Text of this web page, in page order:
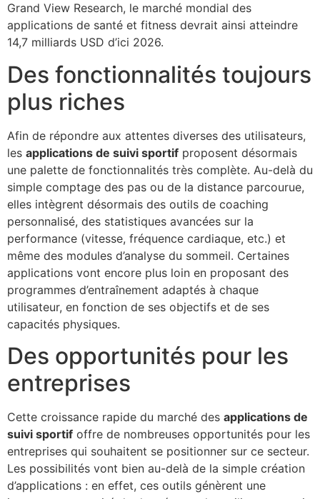
Grand View Research, le marché mondial des
applications de santé et fitness devrait ainsi atteindre
14,7 milliards USD d’ici 2026.
Des fonctionnalités toujours
plus riches
Afin de répondre aux attentes diverses des utilisateurs,
les applications de suivi sportif proposent désormais
une palette de fonctionnalités très complète. Au-delà du
simple comptage des pas ou de la distance parcourue,
elles intègrent désormais des outils de coaching
personnalisé, des statistiques avancées sur la
performance (vitesse, fréquence cardiaque, etc.) et
même des modules d’analyse du sommeil. Certaines
applications vont encore plus loin en proposant des
programmes d’entraînement adaptés à chaque
utilisateur, en fonction de ses objectifs et de ses
capacités physiques.
Des opportunités pour les
entreprises
Cette croissance rapide du marché des applications de
suivi sportif offre de nombreuses opportunités pour les
entreprises qui souhaitent se positionner sur ce secteur.
Les possibilités vont bien au-delà de la simple création
d’applications : en effet, ces outils génèrent une